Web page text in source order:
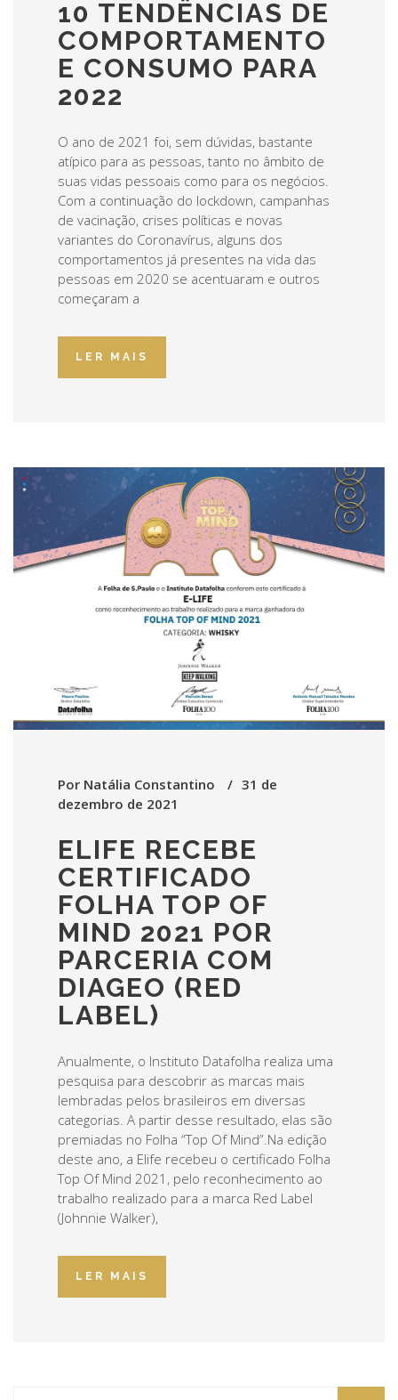
10 TENDÊNCIAS DE
COMPORTAMENTO
E CONSUMO PARA
2022
O ano de 2021 foi, sem dúvidas, bastante
atípico para as pessoas, tanto no âmbito de
suas vidas pessoais como para os negócios.
Com a continuação do lockdown, campanhas
de vacinação, crises políticas e novas
variantes do Coronavírus, alguns dos
comportamentos já presentes na vida das
pessoas em 2020 se acentuaram e outros
começaram a
LER MAIS
Por Natália Constantino
31 de
dezembro de 2021
ELIFE RECEBE
CERTIFICADO
FOLHA TOP OF
MIND 2021 POR
PARCERIA COM
DIAGEO (RED
LABEL)
Anualmente, o Instituto Datafolha realiza uma
pesquisa para descobrir as marcas mais
lembradas pelos brasileiros em diversas
categorias. A partir desse resultado, elas são
premiadas no Folha “Top Of Mind”.Na edição
deste ano, a Elife recebeu o certificado Folha
Top Of Mind 2021, pelo reconhecimento ao
trabalho realizado para a marca Red Label
(Johnnie Walker),
LER MAIS